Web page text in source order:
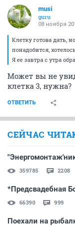
musi
guru
08 ноября
Клетку готова дать,
понадобится,
Я ее завтра с утра
Может вы не
клетка 3, нужна?
ОТВЕТИТЬ
СЕЙЧАС
359785 2208
*Предсвадебная
66390 999
Поехали на